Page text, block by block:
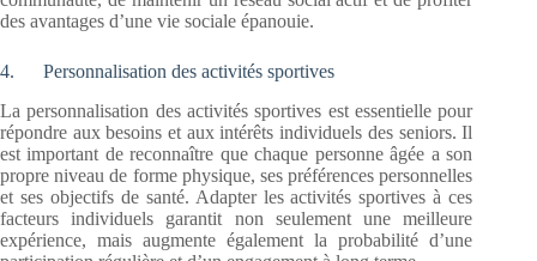
des avantages d’une vie sociale épanouie.
4. Personnalisation des activités sportives
La personnalisation des activités sportives est essentielle pour
répondre aux besoins et aux intérêts individuels des seniors. Il
est important de reconnaître que chaque personne âgée a son
propre niveau de forme physique, ses préférences personnelles
et ses objectifs de santé. Adapter les activités sportives à ces
facteurs individuels garantit non seulement une meilleure
expérience, mais augmente également la probabilité d’une